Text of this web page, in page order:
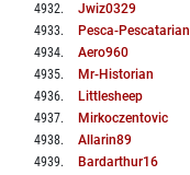
4932. Jwiz0329
4933. Pesca-Pescatarian
4934. Aero960
4935. Mr-Historian
4936. Littlesheep
4937. Mirkoczentovic
4938. Allarin89
4939. Bardarthur16